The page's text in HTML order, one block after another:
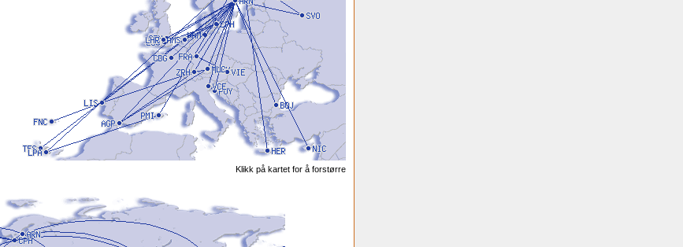
Klikk på kartet for å forstørre